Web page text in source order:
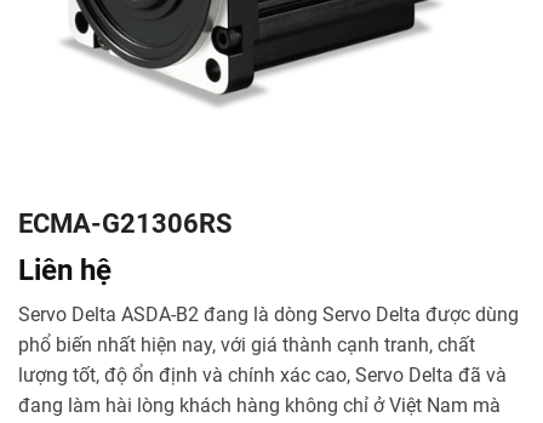
ECMA-G21306RS
Liên hệ
Servo Delta ASDA-B2 đang là dòng Servo Delta được dùng
phổ biến nhất hiện nay, với giá thành cạnh tranh, chất
lượng tốt, độ ổn định và chính xác cao, Servo Delta đã và
đang làm hài lòng khách hàng không chỉ ở Việt Nam mà